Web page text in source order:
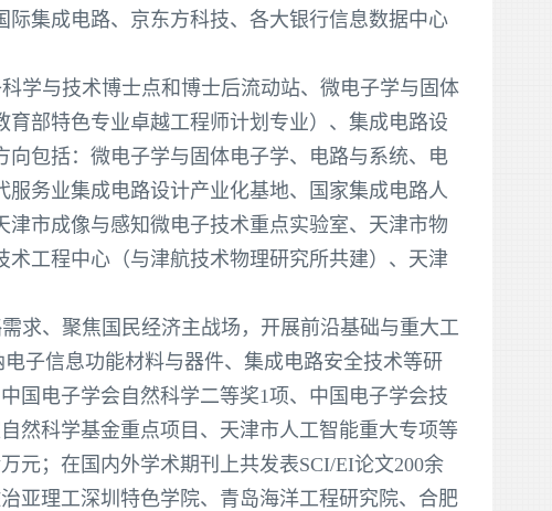
集成电路、京东方科技、各大银行信息数据中心
学与技术博士点和博士后流动站、微电子学与固体
部特色专业卓越工程师计划专业）、集成电路设
包括：微电子学与固体电子学、电路与系统、电
务业集成电路设计产业化基地、国家集成电路人
市成像与感知微电子技术重点实验室、天津市物
工程中心（与津航技术物理研究所共建）、天津
求、聚焦国民经济主战场，开展前沿基础与重大工
子信息功能材料与器件、集成电路安全技术等研
国电子学会自然科学二等奖1项、中国电子学会技
然科学基金重点项目、天津市人工智能重大专项等
元；在国内外学术期刊上共发表SCI/EI论文200余
亚理工深圳特色学院、青岛海洋工程研究院、合肥